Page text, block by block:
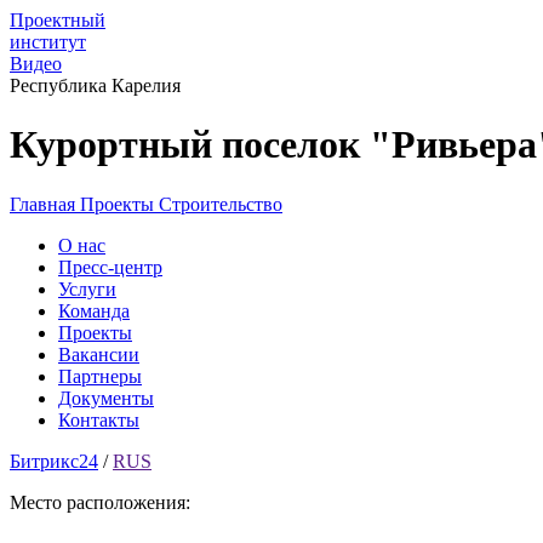
Проектный
институт
Видео
Республика Карелия
Курортный поселок
Главная Проекты Строительство
О нас
Пресс-центр
Услуги
Команда
Проекты
Вакансии
Партнеры
Документы
Контакты
Битрикс24 / RUS
Место расположения: